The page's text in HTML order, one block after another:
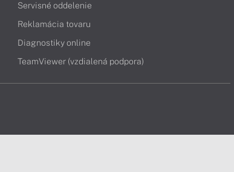
Servisné oddelenie
Reklamácia tovaru
Diagnostiky online
TeamViewer (vzdialená podpora)